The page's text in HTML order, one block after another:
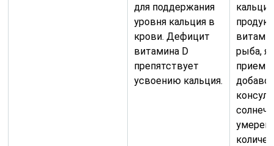
для поддержания
уровня кальция в
крови. Дефицит
витамина D
препятствует
усвоению кальция.
рыба,
прием